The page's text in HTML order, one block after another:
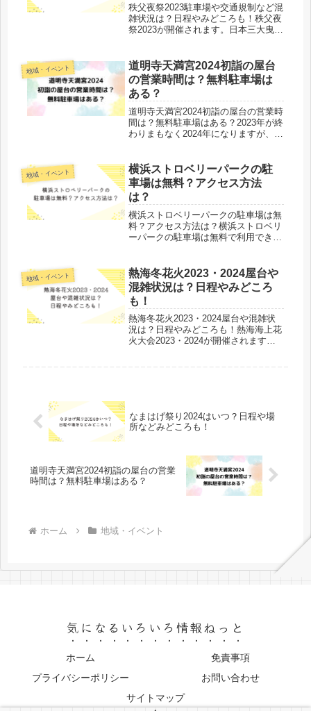
秩父夜祭2023駐車場や交通規制など混
雑状況は？日程やみどころも！秩父夜
祭2023が開催されます。日本三大曳山
から笑点で林家たい平が時期になると
宣伝をしていたこともあったの...
地域・イベント
道明寺天満宮2024初詣の屋台
の営業時間は？無料駐車場は
ある？
道明寺天満宮2024初詣の屋台の営業時
間は？無料駐車場はある？2023年が終
わりまもなく2024年になりますが、道
や受験合格などの御利益で有名な神社
ですよね。車で行く方は無...
地域・イベント
横浜ストロベリーパークの駐
車場は無料？アクセス方法
は？
横浜ストロベリーパークの駐車場は無
料？アクセス方法は？横浜ストロベリ
ーパークの駐車場は無料で利用できる
徹底した温度・湿度管理により、四季
を問わず美味しいいちごを楽しむこと
が...
地域・イベント
熱海冬花火2023・2024屋台や
混雑状況は？日程やみどころ
も！
熱海冬花火2023・2024屋台や混雑状
況は？日程やみどころも！熱海海上花
火大会2023・2024が開催されます。1
なまはげ祭り2024はいつ？日程や場
所などみどころも！
道明寺天満宮2024初詣の屋台の営業
時間は？無料駐車場はある？
ホーム 地域・イベント
気になるいろいろ情報ねっと
ホーム
免責事項
プライバシーポリシー
お問い合わせ
サイトマップ